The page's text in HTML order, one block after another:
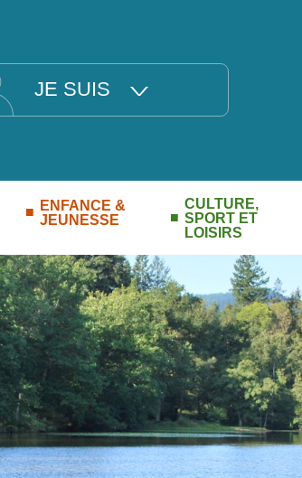
JE SUIS
ENFANCE &
JEUNESSE
CULTURE,
SPORT ET
LOISIRS